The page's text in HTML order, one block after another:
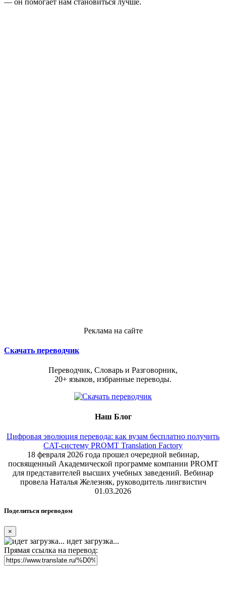
Реклама на сайте
Скачать переводчик
Переводчик, Словарь и Разговорник,
20+ языков, избранные переводы.
Наш Блог
Цифровая эволюция перевода: как вузам бесплатно получить
CAT-систему PROMT Translation Factory
18 февраля 2026 года прошел очередной вебинар,
посвященный Академической программе компании PROMT
для представителей высших учебных заведений. Вебинар
провела Наталья Железняк, руководитель лингвистич
01.03.2026
Поделиться переводом
×
идет загрузка...
Прямая ссылка на перевод: